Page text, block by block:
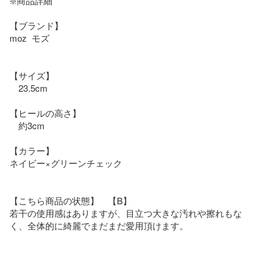
【ブランド】
moz  モズ
【サイズ】
23.5cm
【ヒールの高さ】
約3cm
【カラー】
ネイビー×グリーンチェック
【こちら商品の状態】　【B】
若干の使用感はありますが、目立つ大きな汚れや擦れもな
く、全体的に綺麗でまだまだ愛用頂けます。